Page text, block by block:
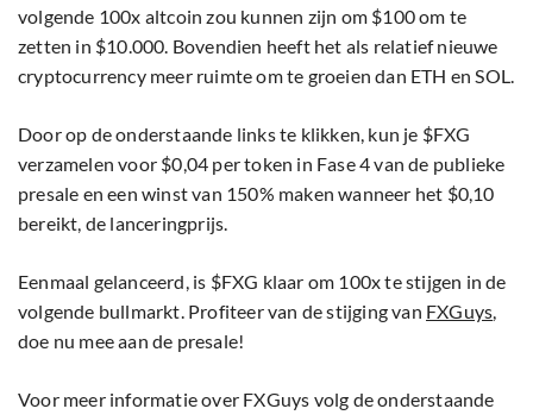
volgende 100x altcoin zou kunnen zijn om $100 om te
zetten in $10.000. Bovendien heeft het als relatief nieuwe
cryptocurrency meer ruimte om te groeien dan ETH en SOL.
Door op de onderstaande links te klikken, kun je $FXG
verzamelen voor $0,04 per token in Fase 4 van de publieke
presale en een winst van 150% maken wanneer het $0,10
bereikt, de lanceringprijs.
Eenmaal gelanceerd, is $FXG klaar om 100x te stijgen in de
volgende bullmarkt. Profiteer van de stijging van FXGuys,
doe nu mee aan de presale!
Voor meer informatie over FXGuys volg de onderstaande